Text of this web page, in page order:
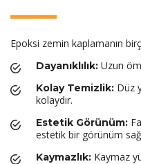
Epoksi zemin kaplamanın
Dayanıklılık: Uzun
Kolay Temizlik: Düz
kolaydır.
Estetik Görünüm:
estetik bir görünüm
Kaymazlık: Kaymaz